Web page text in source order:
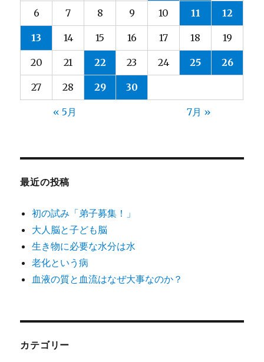
6 7 8 9 10 11 12
13 14 15 16 17 18 19
20 21 22 23 24 25 26
27 28 29 30
« 5月 7月 »
最近の投稿
初の試み「弟子募集！」
大人脳と子ども脳
生き物に必要な水分は水
老化という病
血液の質と血流はなぜ大事なのか？
カテゴリー